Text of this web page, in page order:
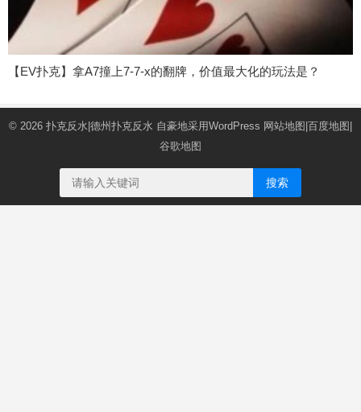
【EV扑克】拿A7撞上7-7-x的翻牌，价值最大化的玩法是？
© 2026 扑克反水|德州扑克反水 自豪地采用WordPress 网站地图 百度地图
谷歌地图
搜索